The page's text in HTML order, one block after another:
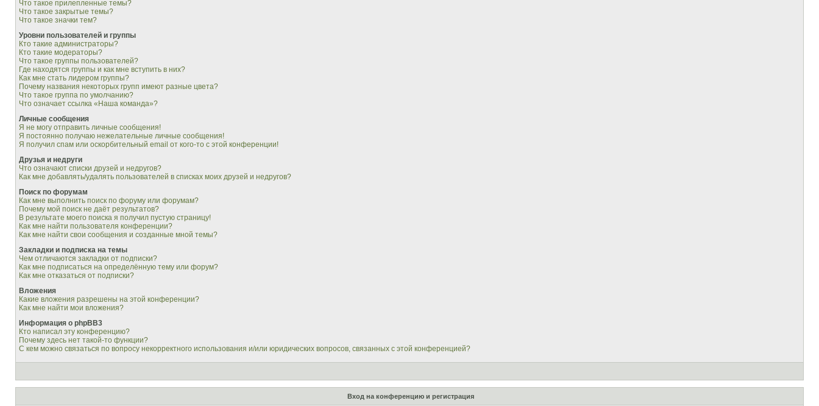
Что такое прилепленные темы?
Что такое закрытые темы?
Что такое значки тем?
Уровни пользователей и группы
Кто такие администраторы?
Кто такие модераторы?
Что такое группы пользователей?
Где находятся группы и как мне вступить в них?
Как мне стать лидером группы?
Почему названия некоторых групп имеют разные цвета?
Что такое группа по умолчанию?
Что означает ссылка «Наша команда»?
Личные сообщения
Я не могу отправить личные сообщения!
Я постоянно получаю нежелательные личные сообщения!
Я получил спам или оскорбительный email от кого-то с этой конференции!
Друзья и недруги
Что означают списки друзей и недругов?
Как мне добавлять/удалять пользователей в списках моих друзей и недругов?
Поиск по форумам
Как мне выполнить поиск по форуму или форумам?
Почему мой поиск не даёт результатов?
В результате моего поиска я получил пустую страницу!
Как мне найти пользователя конференции?
Как мне найти свои сообщения и созданные мной темы?
Закладки и подписка на темы
Чем отличаются закладки от подписки?
Как мне подписаться на определённую тему или форум?
Как мне отказаться от подписки?
Вложения
Какие вложения разрешены на этой конференции?
Как мне найти мои вложения?
Информация о phpBB3
Кто написал эту конференцию?
Почему здесь нет такой-то функции?
С кем можно связаться по вопросу некорректного использования и/или юридических вопросов, связанных с этой конференцией?
Вход на конференцию и регистрация